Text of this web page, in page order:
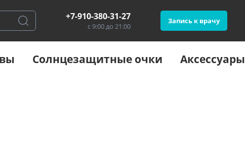
+7-910-380-31-27
с 9:00 до 21:00
Запись к врачу
Солнцезащитные очки Аксессуары